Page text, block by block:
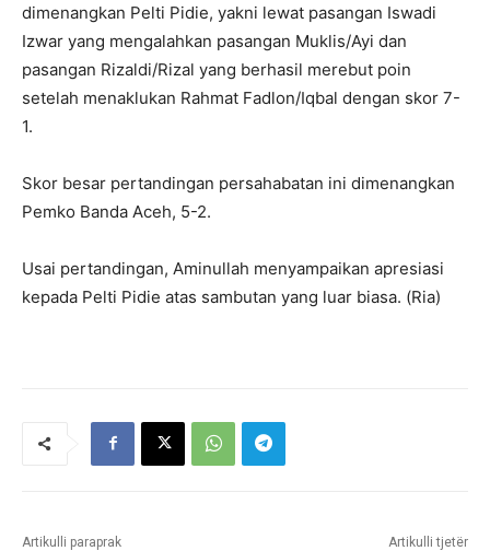
dimenangkan Pelti Pidie, yakni lewat pasangan Iswadi
Izwar yang mengalahkan pasangan Muklis/Ayi dan
pasangan Rizaldi/Rizal yang berhasil merebut poin
setelah menaklukan Rahmat Fadlon/Iqbal dengan skor 7-
1.
Skor besar pertandingan persahabatan ini dimenangkan
Pemko Banda Aceh, 5-2.
Usai pertandingan, Aminullah menyampaikan apresiasi
kepada Pelti Pidie atas sambutan yang luar biasa. (Ria)
Artikulli paraprak Artikulli tjetër